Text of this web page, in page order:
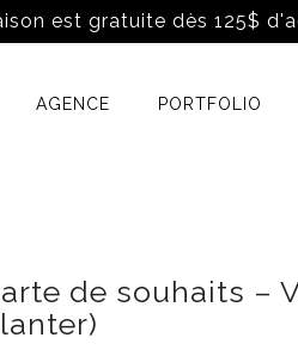
est gratuite dès 125$
AGENCE PORTFOLIO
de souhaits –